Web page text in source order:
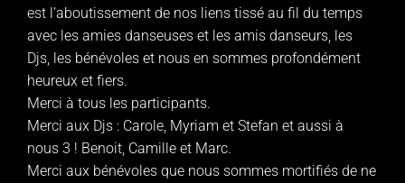
est l’aboutissement de nos liens tissé au fil du temps
avec les amies danseuses et les amis danseurs, les
Djs, les bénévoles et nous en sommes profondément
heureux et fiers.
Merci à tous les participants.
Merci aux Djs : Carole, Myriam et Stefan et aussi à
nous 3 ! Benoit, Camille et Marc.
Merci aux bénévoles que nous sommes mortifiés de ne